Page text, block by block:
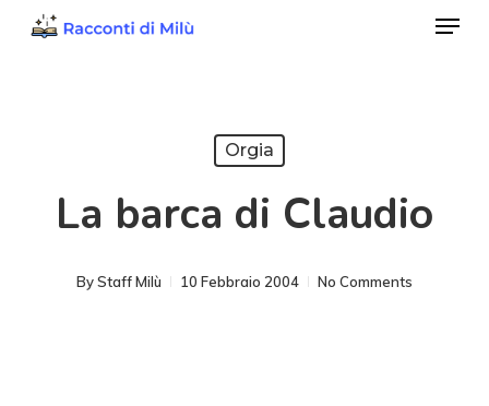
Menu
Orgia
La barca di Claudio
ByStaff Milù 10 Febbraio 2004 No Comments